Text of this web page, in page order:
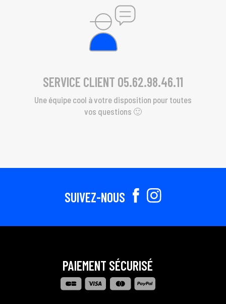
SERVICE CLIENT 05.62.98.46.11
Une équipe cool à votre disposition pour toutes
vos questions 🙂
SUIVEZ-NOUS
PAIEMENT SÉCURISÉ